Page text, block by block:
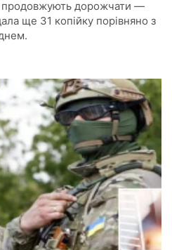
продовжують дорожчати —
ще 31 копійку порівняно з